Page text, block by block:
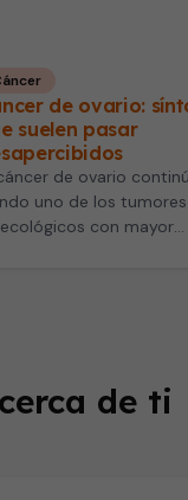
de ovario:
suelen pasar
de ovario
uno de los tumores
con mayor
de ti